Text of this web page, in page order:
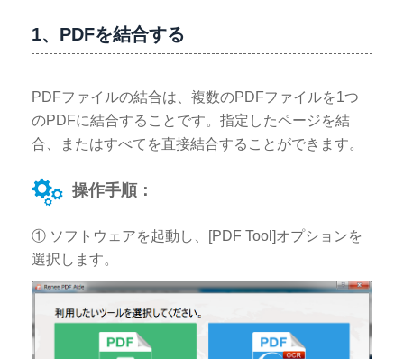
1、PDFを結合する
PDFファイルの結合は、複数のPDFファイルを1つ
のPDFに結合することです。指定したページを結
合、またはすべてを直接結合することができます。
操作手順：
① ソフトウェアを起動し、[PDF Tool]オプションを
選択します。